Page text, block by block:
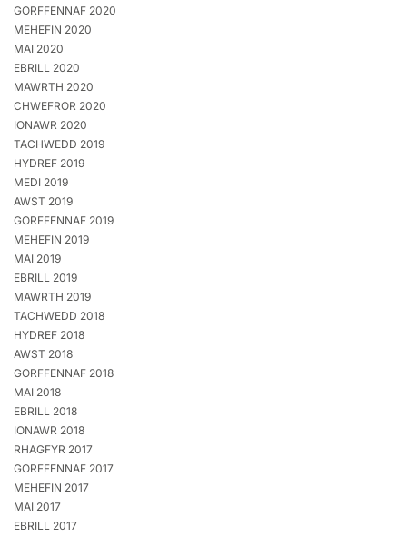
GORFFENNAF 2020
MEHEFIN 2020
MAI 2020
EBRILL 2020
MAWRTH 2020
CHWEFROR 2020
IONAWR 2020
TACHWEDD 2019
HYDREF 2019
MEDI 2019
AWST 2019
GORFFENNAF 2019
MEHEFIN 2019
MAI 2019
EBRILL 2019
MAWRTH 2019
TACHWEDD 2018
HYDREF 2018
AWST 2018
GORFFENNAF 2018
MAI 2018
EBRILL 2018
IONAWR 2018
RHAGFYR 2017
GORFFENNAF 2017
MEHEFIN 2017
MAI 2017
EBRILL 2017